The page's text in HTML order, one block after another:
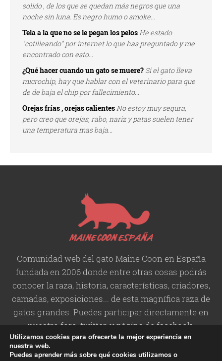
solido , de los que se quedan más negros que una
noche sin luna. Es negro humo o smoke...
Tela a la que no se le pegan los pelosHe estado
"cotilleando" por internet lo que has preguntado y me
encontrado con esto...
¿Qué hacer cuando un gato se muere? Si el gato lleva
microchip, hay que hablar con el veterinario para que
de de baja el chip por fallecimiento...
Orejas frías , orejas calientesNo estoy muy segura,
pero creo que orejas, rabo, nariz y patas suelen tener
una temperatura mas baja...
Comunidad web del gato Maine Coon en España
fundada en 2006 donde entre otras cosas podrás
conocer la raza, historia,características, criadores,
camadas, exposiciones... de esta magnífica raza de
gatos grandes. Puedes participar directamente en
nuestro foro, twitter, y página de facebook.
Utilizamos cookies para ofrecerte la mejor experiencia en
nuestra web.
Puedes aprender más sobre qué cookies utilizamos o